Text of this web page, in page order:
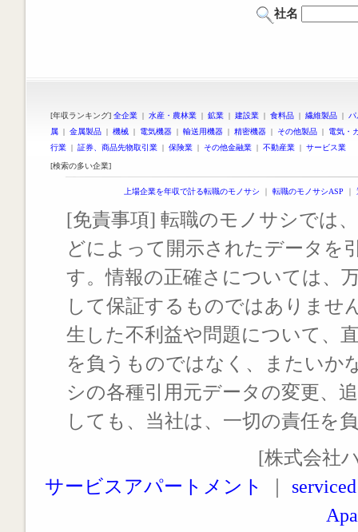
社名
[年収ランキング] 全企業 | 水産・農林業 | 鉱業 | 建設業 | 食料品 | 繊維製品 |
属 | 金属製品 | 機械 | 電気機器 | 輸送用機器 | 精密機器 | その他製品 | 電気・
行業 | 証券、商品先物取引業 | 保険業 | その他金融業 | 不動産業 | サービス業
[検索の多い企業]
上場企業を年収で計る転職のモノサシ ｜ 転職のモノサシASP ｜
[免責事項] 転職のモノサシでは
どによって開示されたデータを
す。情報の正確さについては、
して保証するものではありませ
生した不利益や問題について、
を負うものではなく、またいか
シの各種引用元データの変更、
しても、当社は、一切の責任を
[株式会社
サービスアパートメント